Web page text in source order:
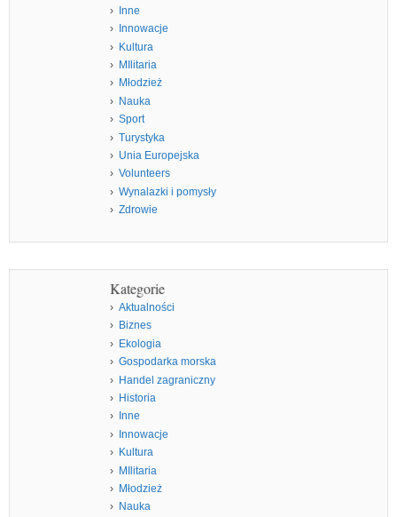
Inne
Innowacje
Kultura
MIlitaria
Młodzież
Nauka
Sport
Turystyka
Unia Europejska
Volunteers
Wynalazki i pomysły
Zdrowie
Kategorie
Aktualności
Biznes
Ekologia
Gospodarka morska
Handel zagraniczny
Historia
Inne
Innowacje
Kultura
MIlitaria
Młodzież
Nauka